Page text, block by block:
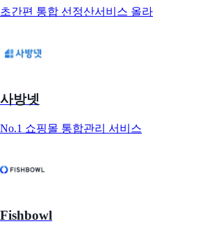
초간편 통합 선정산서비스 올라
사방넷
No.1 쇼핑몰 통합관리 서비스
Fishbowl